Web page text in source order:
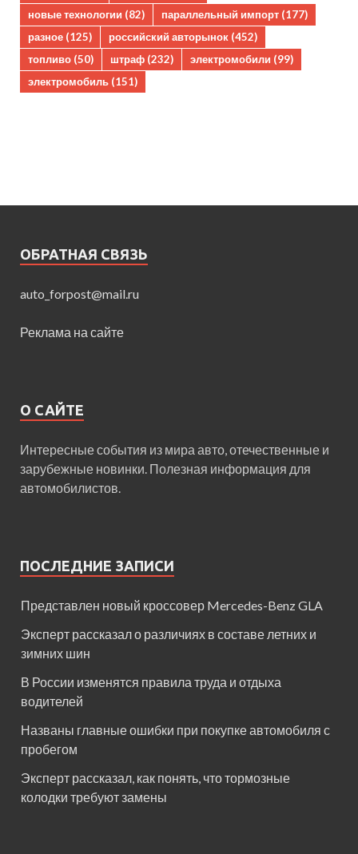
новые технологии (82) параллельный импорт (177)
разное (125) российский авторынок (452)
топливо (50) штраф (232) электромобили (99)
электромобиль (151)
ОБРАТНАЯ СВЯЗЬ
auto_forpost@mail.ru
Реклама на сайте
О САЙТЕ
Интересные события из мира авто, отечественные и
зарубежные новинки. Полезная информация для
автомобилистов.
ПОСЛЕДНИЕ ЗАПИСИ
Представлен новый кроссовер Mercedes-Benz GLA
Эксперт рассказал о различиях в составе летних и
зимних шин
В России изменятся правила труда и отдыха
водителей
Названы главные ошибки при покупке автомобиля с
пробегом
Эксперт рассказал, как понять, что тормозные
колодки требуют замены